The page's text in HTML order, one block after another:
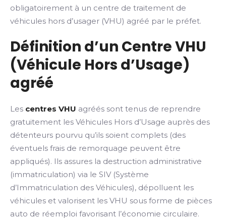
obligatoirement à un centre de traitement de
véhicules hors d’usager (VHU) agréé par le préfet.
Définition d’un Centre VHU
(Véhicule Hors d’Usage)
agréé
Les centres VHU agréés sont tenus de reprendre
gratuitement les Véhicules Hors d’Usage auprès des
détenteurs pourvu qu’ils soient complets (des
éventuels frais de remorquage peuvent être
appliqués). Ils assures la destruction administrative
(immatriculation) via le SIV (Système
d’Immatriculation des Véhicules), dépolluent les
véhicules et valorisent les VHU sous forme de pièces
auto de réemploi favorisant l’économie circulaire.